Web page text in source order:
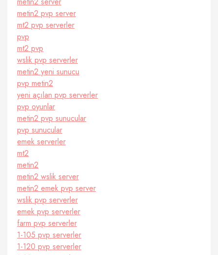
metin2 pvp server
mt2 pvp serverler
pvp
mt2 pvp
wslik pvp serverler
metin2 yeni sunucu
pvp metin2
yeni açılan pvp serverler
pvp oyunlar
metin2 pvp sunucular
pvp sunucular
emek serverler
mt2
metin2
metin2 wslik server
metin2 emek pvp server
wslik pvp serverler
emek pvp serverler
farm pvp serverler
1-105 pvp serverler
1-120 pvp serverler